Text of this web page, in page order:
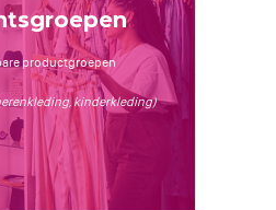
productgroepen
kinderkleding)